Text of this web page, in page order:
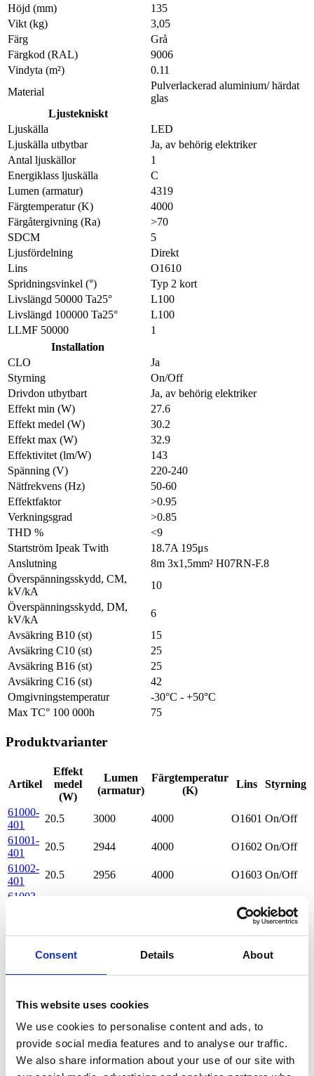
Consent Details About
This website uses cookies
We use cookies to personalise content and ads, to
provide social media features and to analyse our traffic.
We also share information about your use of our site with
Höjd (mm)
135
Vikt (kg)
3,05
Färg
Grå
Färgkod (RAL)
9006
Vindyta (m²)
0.11
Material
Pulverlackerad aluminium/ härdat
glas
Ljustekniskt
Ljuskälla
LED
Ljuskälla utbytbar
Ja, av behörig elektriker
Antal ljuskällor
1
Energiklass ljuskälla
C
Lumen (armatur)
4319
Färgtemperatur (K)
4000
Färgåtergivning (Ra)
>70
SDCM
5
Ljusfördelning
Direkt
Lins
O1610
Spridningsvinkel (°)
Typ 2 kort
Livslängd 50000 Ta25°
L100
Livslängd 100000 Ta25°
L100
LLMF 50000
1
Installation
CLO
Ja
Styrning
On/Off
Drivdon utbytbart
Ja, av behörig elektriker
Effekt min (W)
27.6
Effekt medel (W)
30.2
Effekt max (W)
32.9
Effektivitet (lm/W)
143
Spänning (V)
220-240
Nätfrekvens (Hz)
50-60
Effektfaktor
>0.95
Verkningsgrad
>0.85
THD %
<9
Startström Ipeak Twith
18.7A 195μs
Anslutning
8m 3x1,5mm² H07RN-F.8
Överspänningsskydd, CM,
kV/kA
10
Överspänningsskydd, DM,
kV/kA
6
Avsäkring B10 (st)
15
Avsäkring C10 (st)
25
Avsäkring B16 (st)
25
Avsäkring C16 (st)
42
Omgivningstemperatur
-30°C - +50°C
Max TC° 100 000h
75
Produktvarianter
Artikel
Effekt
medel
(W)
Lumen
(armatur)
Färgtemperatur
(K)
Lins Styrning
61000-
401
20.5 3000 4000 O1601 On/Off
61001-
401
20.5 2944 4000 O1602 On/Off
61002-
401
20.5 2956 4000 O1603 On/Off
61003-
401
61005-
20.5 4000 O1605 On/Off
61007-
401
61008-
401
20.5 2981 4000 O1611 On/Off
61009-
20.5 2997 O1607 On/Off